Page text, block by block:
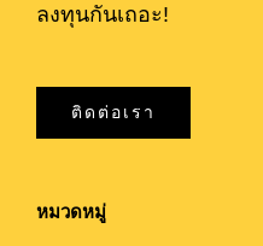
ลงทุนกันเถอะ!
ติดต่อเรา
หมวดหมู่